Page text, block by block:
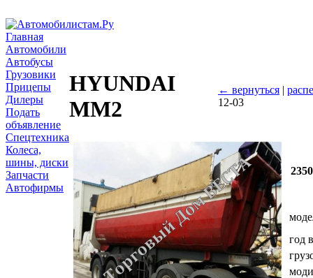
Главная
Автомобили
Автобусы
Грузовики
Прицепы
Дилеры
Подать
объявление
Спецтехника
Колеса,
шины, диски
Запчасти
Автофирмы
HYUNDAI
MM2
← вернуться |
12-03
год